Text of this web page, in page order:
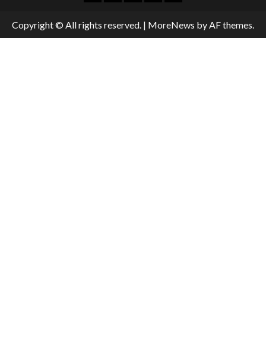
Copyright © All rights reserved. | MoreNews by AF themes.